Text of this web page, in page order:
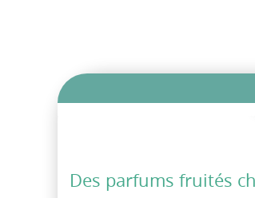
Des parfums fruités